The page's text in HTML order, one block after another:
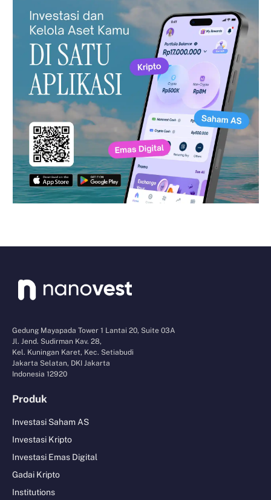
Gedung Mayapada Tower 1 Lantai 20, Suite 03A
Jl. Jend. Sudirman Kav. 28,
Kel. Kuningan Karet, Kec. Setiabudi
Jakarta Selatan, DKI Jakarta
Indonesia 12920
Produk
Investasi Saham AS
Investasi Kripto
Investasi Emas Digital
Gadai Kripto
Institutions